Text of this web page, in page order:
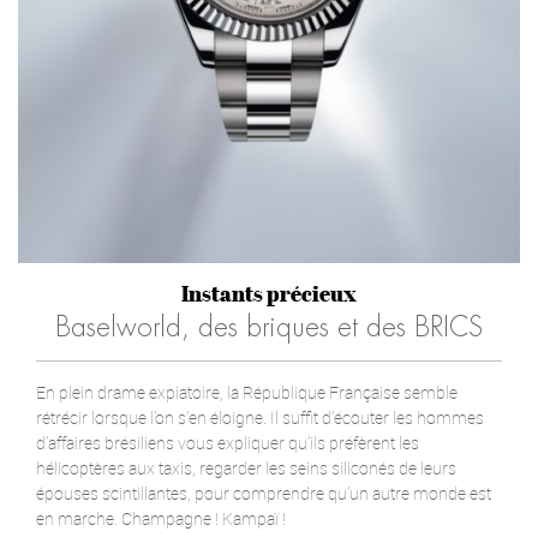
Instants précieux
Baselworld, des briques et des BRICS
En plein drame expiatoire, la République Française semble
rétrécir lorsque l’on s’en éloigne. Il suffit d’écouter les hommes
d’affaires brésiliens vous expliquer qu’ils préfèrent les
hélicoptères aux taxis, regarder les seins siliconés de leurs
épouses scintillantes, pour comprendre qu’un autre monde est
en marche. Champagne ! Kampaï !